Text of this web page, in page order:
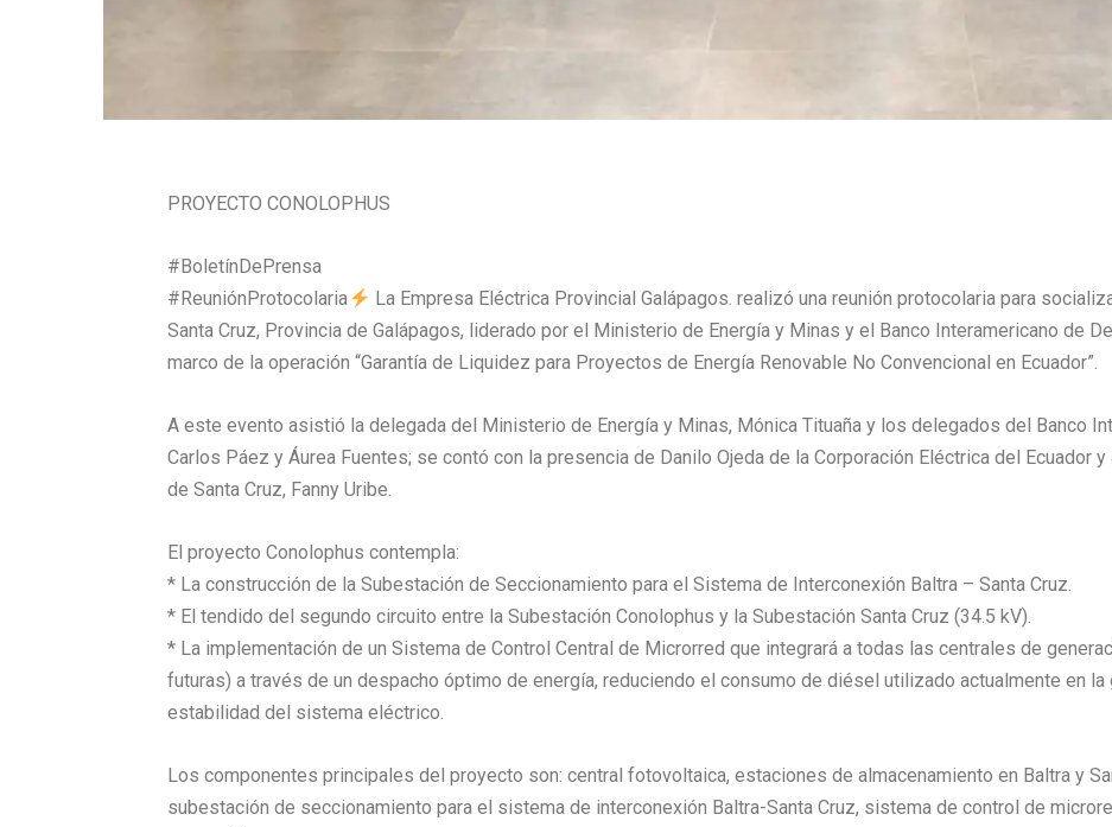
PROYECTO CONOLOPHUS
#BoletínDePrensa
#ReuniónProtocolaria
La Empresa Eléctrica Provincial Galápagos. realizó una reunión protocolaria para
Santa Cruz, Provincia de Galápagos, liderado por el Ministerio de Energía y Minas y el Banco Interamericano de
marco de la operación “Garantía de Liquidez para Proyectos de Energía Renovable No Convencional en Ecuador”.
A este evento asistió la delegada del Ministerio de Energía y Minas, Mónica Tituaña y los delegados del Banco
Carlos Páez y Áurea Fuentes; se contó con la presencia de Danilo Ojeda de la Corporación Eléctrica del Ecuador
de Santa Cruz, Fanny Uribe.
El proyecto Conolophus contempla:
* La construcción de la Subestación de Seccionamiento para el Sistema de Interconexión Baltra – Santa Cruz.
* El tendido del segundo circuito entre la Subestación Conolophus y la Subestación Santa Cruz (34.5 kV).
* La implementación de un Sistema de Control Central de Microrred que integrará a todas las centrales de
futuras) a través de un despacho óptimo de energía, reduciendo el consumo de diésel utilizado actualmente en
estabilidad del sistema eléctrico.
Los componentes principales del proyecto son: central fotovoltaica, estaciones de almacenamiento en Baltra y
subestación de seccionamiento para el sistema de interconexión Baltra-Santa Cruz, sistema de control de